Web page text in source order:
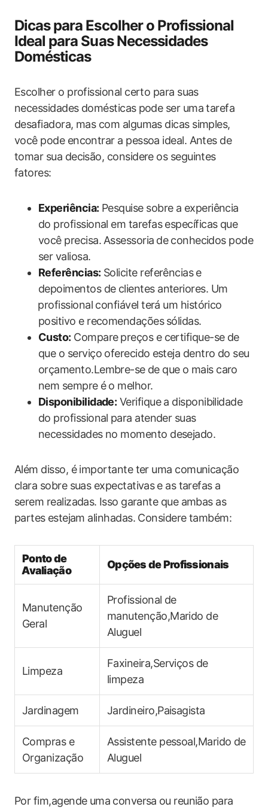
Dicas ‌para Escolher o Profissional
Ideal para Suas Necessidades​
Domésticas
Escolher o ‍profissional certo para ​suas
necessidades domésticas ⁣pode ser uma tarefa
desafiadora,​ mas com algumas‌ dicas ‌simples,
você pode encontrar a pessoa ideal. Antes de
tomar sua decisão, considere os seguintes
fatores:
Experiência: Pesquise sobre a experiência
do profissional em tarefas específicas que
você precisa.⁢ Assessoria ⁢de ⁣conhecidos​ pode
ser valiosa.
Referências: Solicite referências ⁣e
depoimentos de ​clientes anteriores. Um
⁣profissional confiável terá um histórico
positivo e recomendações⁢ sólidas.
Custo: Compare⁢ preços e certifique-se de
que o serviço oferecido⁣ esteja dentro do seu
orçamento.Lembre-se ⁤de que o ‍mais caro
nem ‌sempre ​é ⁤o melhor.
Disponibilidade: Verifique a disponibilidade
‌do ‌profissional⁢ para atender suas
‍necessidades no momento desejado.
Além ​disso, é importante ‌ter uma comunicação
‍clara sobre suas expectativas⁢ e as tarefas‍ a
serem realizadas. ⁤Isso garante que ambas‍ as
partes⁢ estejam​ alinhadas. Considere também:
Ponto de
⁤Avaliação
Opções​ de Profissionais
Manutenção
Geral
Profissional de
manutenção,Marido ‌de
Aluguel
Limpeza
Faxineira,Serviços de
limpeza
Jardinagem Jardineiro,Paisagista
Compras e
Organização
Assistente pessoal,Marido de
Aluguel
Por fim,agende uma ⁣conversa ⁣ou reunião ‍para⁢